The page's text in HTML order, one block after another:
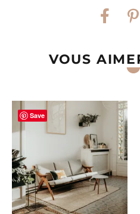
VOUS
Save